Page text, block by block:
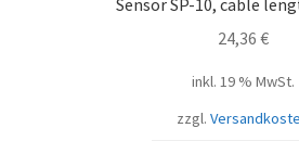
Sensor SP-10, cable
24,36 €
inkl. 19 % MwSt.
zzgl.